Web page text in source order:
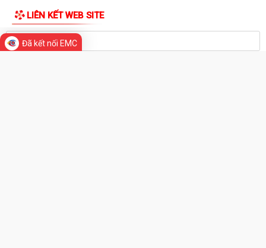
Đẩy mạnh tuyên truyền thực hiện Chương trình hành động của Thành
ủy về xây dựng và hoàn thiện nhà...
Đã kết nối EMC